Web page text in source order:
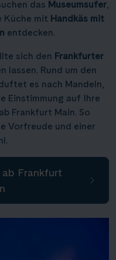
das Museumsufer,
Küche mit Handkäs mit
entdecken.
sich den Frankfurter
lassen. Rund um den
es nach Mandeln,
Einstimmung auf Ihre
Frankfurt Main. So
Vorfreude und einer
Frankfurt